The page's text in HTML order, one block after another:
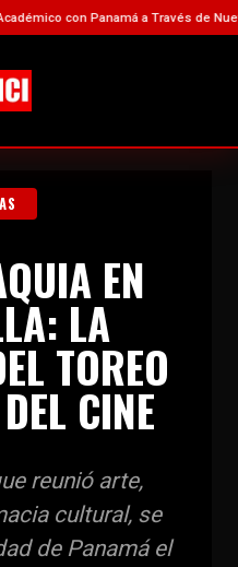
con Panamá a Través de Nuevas
EN
LA
TOREO
CINE
reunió arte,
cultural, se
de Panamá el